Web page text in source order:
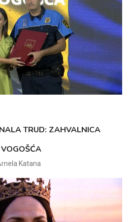
TRUD: ZAHVALNICA
VOGOŠĆA
Katana